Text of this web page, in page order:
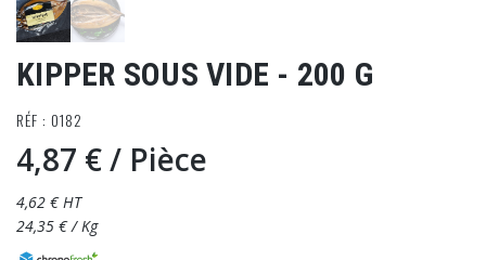
KIPPER SOUS VIDE - 200 G
RÉF : 0182
4,87 €/ Pièce
4,62 € HT
24,35 € / Kg